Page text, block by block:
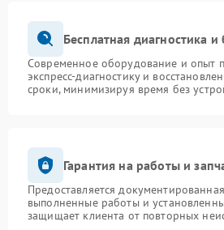
Бесплатная диагностика
Современное оборудование и опыт
экспресс-диагностику и
сроки, минимизируя время без
Гарантия на работы и
Предоставляется
выполненные работы и
защищает клиента от повторных